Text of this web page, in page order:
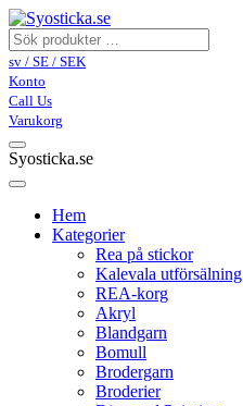
sv / SE / SEK
Konto
Call Us
Varukorg
Syosticka.se
Hem
Kategorier
Rea på stickor
Kalevala utförsälning
REA-korg
Akryl
Blandgarn
Bomull
Brodergarn
Broderier